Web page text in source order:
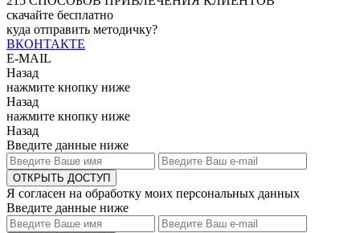
скачайте бесплатно
куда отправить методичку?
ВКОНТАКТЕ
E-MAIL
Назад
нажмите кнопку ниже
Назад
нажмите кнопку ниже
Назад
Введите данные ниже
ОТКРЫТЬ ДОСТУП
Я согласен на обработку моих персональных данных
Введите данные ниже